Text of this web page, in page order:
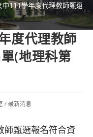
中111學年度代理教師甄選
度代理教師
(地理科第
/ 最新消息
師甄選報名符合資